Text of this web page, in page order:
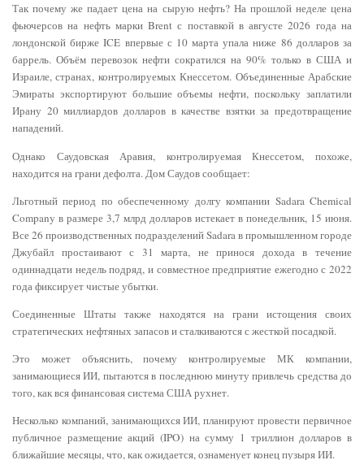
Так почему же падает цена на сырую нефть? На прошлой неделе цена
фьючерсов на нефть марки Brent с поставкой в ​​августе 2026 года на
лондонской бирже ICE впервые с 10 марта упала ниже 86 долларов за
баррель. Объём перевозок нефти сократился на 90% только в США и
Израиле, странах, контролируемых Кнессетом. Объединенные Арабские
Эмираты экспортируют большие объемы нефти, поскольку заплатили
Ирану 20 миллиардов долларов в качестве взятки за предотвращение
нападений.
Однако Саудовская Аравия, контролируемая Кнессетом, похоже,
находится на грани дефолта. Дом Саудов сообщает:
Льготный период по обеспеченному долгу компании Sadara Chemical
Company в размере 3,7 млрд долларов истекает в понедельник, 15 июня.
Все 26 производственных подразделений Sadara в промышленном городе
Джубайл простаивают с 31 марта, не принося дохода в течение
одиннадцати недель подряд, и совместное предприятие ежегодно с 2022
года фиксирует чистые убытки.
Соединенные Штаты также находятся на грани истощения своих
стратегических нефтяных запасов и сталкиваются с жесткой посадкой.
Это может объяснить, почему контролируемые МК компании,
занимающиеся ИИ, пытаются в последнюю минуту привлечь средства до
того, как вся финансовая система США рухнет.
Несколько компаний, занимающихся ИИ, планируют провести первичное
публичное размещение акций (IPO) на сумму 1 триллион долларов в
ближайшие месяцы, что, как ожидается, ознаменует конец пузыря ИИ.